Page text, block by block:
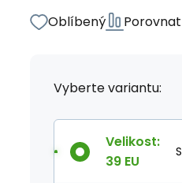
Oblíbený Porovnat
Vyberte variantu:
Velikost:
39 EU